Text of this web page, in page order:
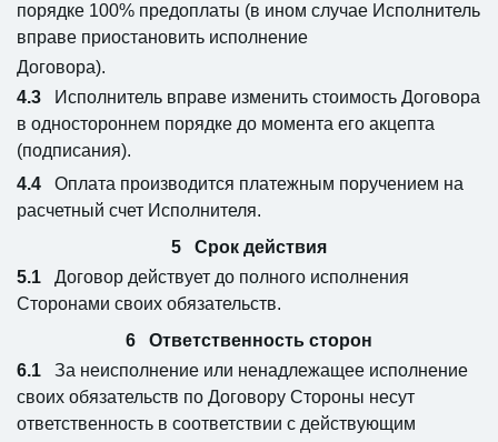
порядке 100% предоплаты (в ином случае Исполнитель
вправе приостановить исполнение
Договора).
Исполнитель вправе изменить стоимость Договора
в одностороннем порядке до момента его акцепта
(подписания).
Оплата производится платежным поручением на
расчетный счет Исполнителя.
Срок действия
Договор действует до полного исполнения
Сторонами своих обязательств.
Ответственность сторон
За неисполнение или ненадлежащее исполнение
своих обязательств по Договору Стороны несут
ответственность в соответствии с действующим